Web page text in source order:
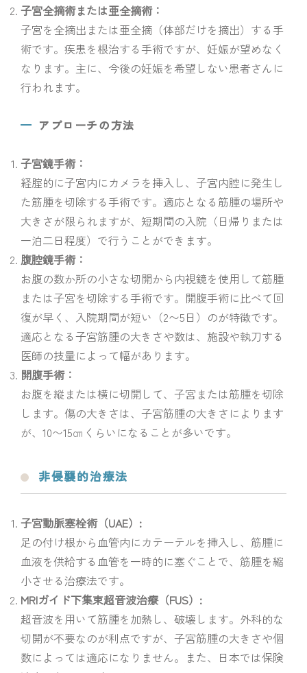
子宮全摘術または亜全摘術：
子宮を全摘出または亜全摘（体部だけを摘出）する手
術です。疾患を根治する手術ですが、妊娠が望めなく
なります。主に、今後の妊娠を希望しない患者さんに
行われます。
アプローチの方法
子宮鏡手術：
経腟的に子宮内にカメラを挿入し、子宮内腔に発生し
た筋腫を切除する手術です。適応となる筋腫の場所や
大きさが限られますが、短期間の入院（日帰りまたは
一泊二日程度）で行うことができます。
腹腔鏡手術：
お腹の数か所の小さな切開から内視鏡を使用して筋腫
または子宮を切除する手術です。開腹手術に比べて回
復が早く、入院期間が短い（2〜5日）のが特徴です。
適応となる子宮筋腫の大きさや数は、施設や執刀する
医師の技量によって幅があります。
開腹手術：
お腹を縦または横に切開して、子宮または筋腫を切除
します。傷の大きさは、子宮筋腫の大きさによります
が、10〜15㎝くらいになることが多いです。
非侵襲的治療法
子宮動脈塞栓術（UAE）:
足の付け根から血管内にカテーテルを挿入し、筋腫に
血液を供給する血管を一時的に塞ぐことで、筋腫を縮
小させる治療法です。
MRIガイド下集束超音波治療（FUS）:
超音波を用いて筋腫を加熱し、破壊します。外科的な
切開が不要なのが利点ですが、子宮筋腫の大きさや個
数によっては適応になりません。また、日本では保険